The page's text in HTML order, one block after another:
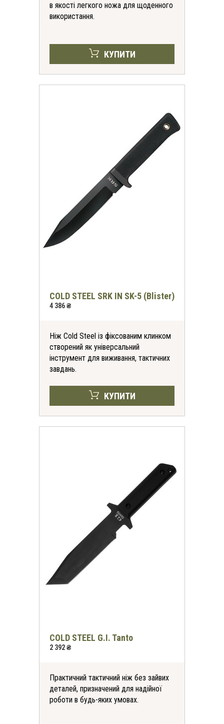
в якості легкого ножа для щоденного
використання.
КУПИТИ
COLD STEEL SRK IN SK-5 (Blister)
4 386 ₴
Ніж Cold Steel із фіксованим клинком
створений як універсальний
інструмент для виживання, тактичних
завдань.
КУПИТИ
COLD STEEL G.I. Tanto
2 392 ₴
Практичний тактичний ніж без зайвих
деталей, призначений для надійної
роботи в будь-яких умовах.